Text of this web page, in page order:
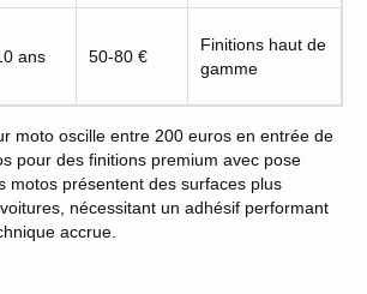
ans 50-80 €
Finitions haut de
gamme
moto oscille entre 200 euros en entrée de
pour des finitions premium avec pose
motos présentent des surfaces plus
nécessitant un adhésif performant
accrue.